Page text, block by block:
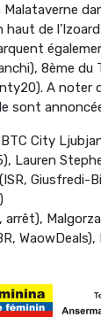
haut de
8ème du
A noter
sont
City
Lauren
Giusfredi-
arrêt),
WaowDeals),